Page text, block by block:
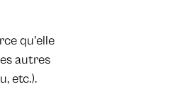
qu'elle
autres
etc.).